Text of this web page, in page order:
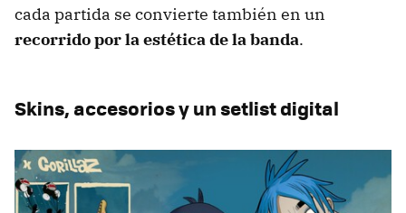
cada partida se convierte también en un
recorrido por la estética de la banda.
Skins, accesorios y un setlist digital